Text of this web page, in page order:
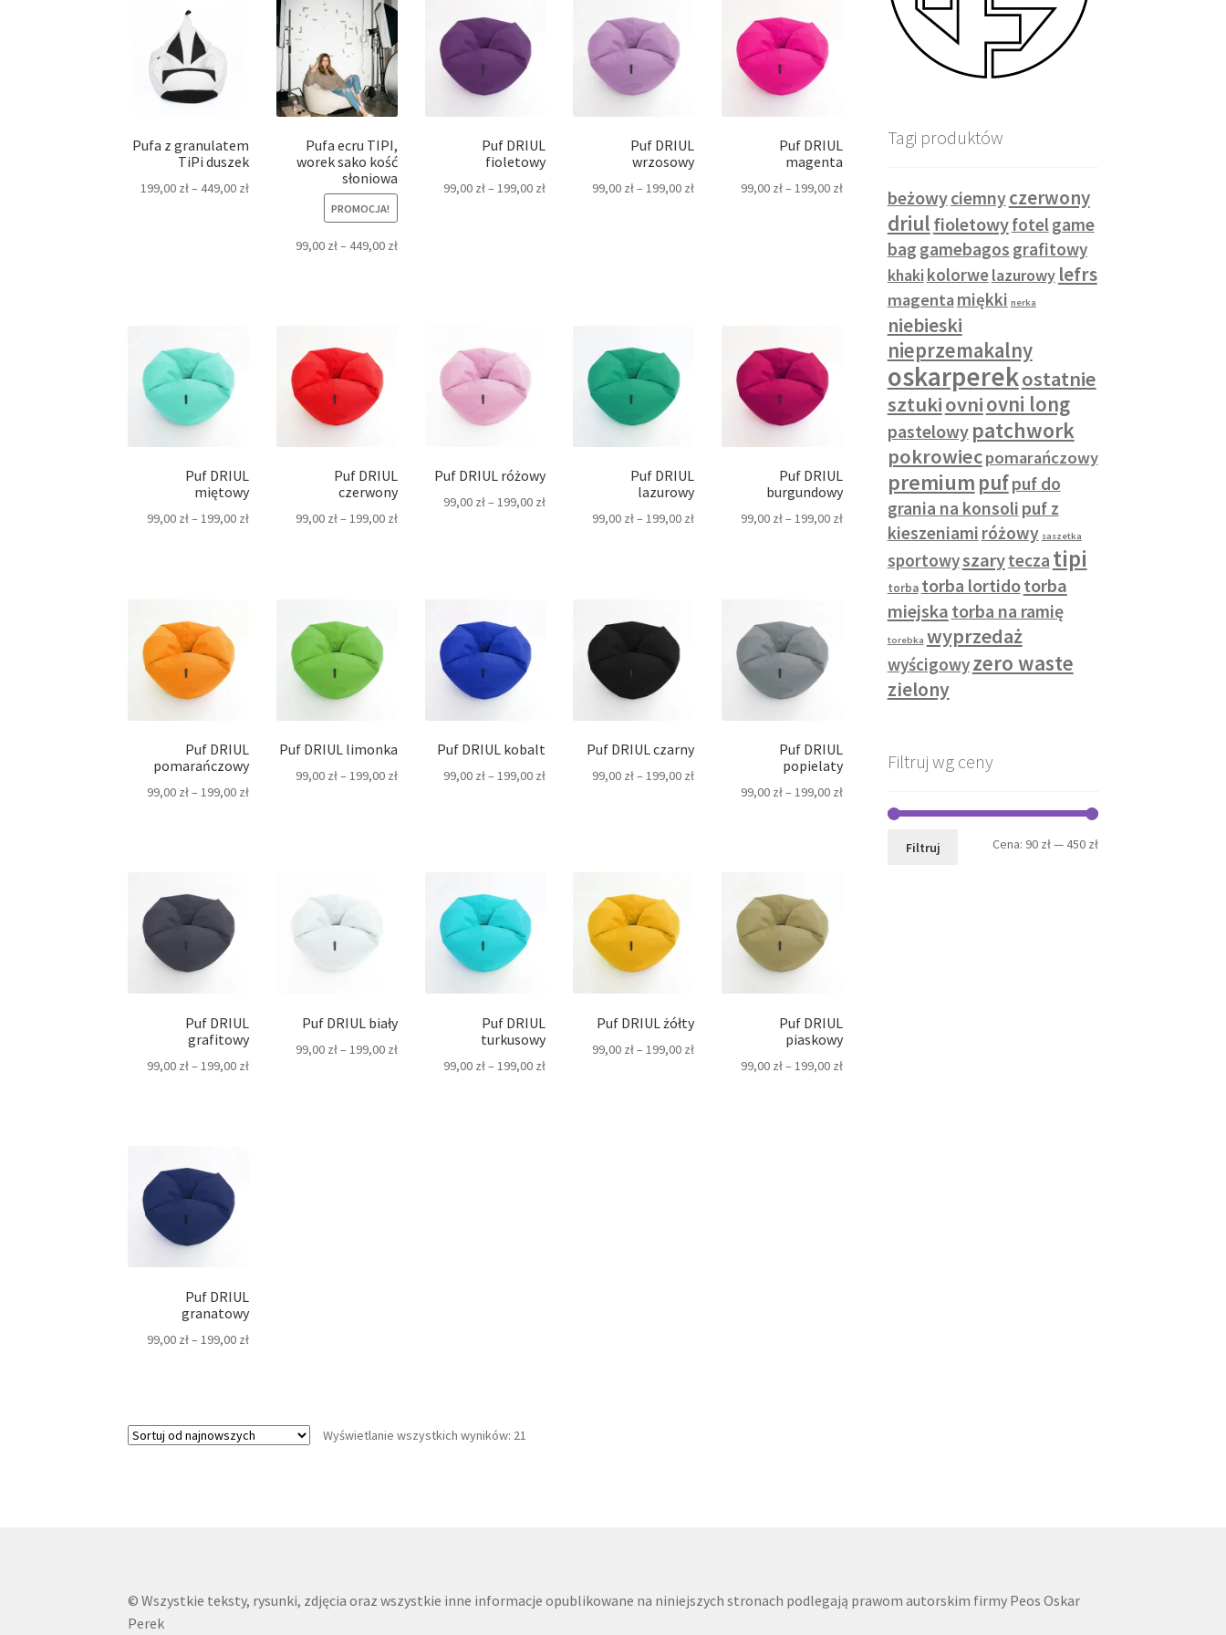
Pufa z granulatem
TiPi duszek
199,00 zł– 449,00 zł
Pufa ecru TIPI,
worek sako kość
słoniowa
PROMOCJA!
99,00 zł– 449,00 zł
Puf DRIUL
fioletowy
99,00 zł–199,00 zł
Puf DRIUL
wrzosowy
99,00 zł–199,00 zł
Puf DRIUL
magenta
99,00 zł– 199,00 zł
Puf DRIUL
miętowy
99,00 zł– 199,00 zł
Puf DRIUL
czerwony
99,00 zł– 199,00 zł
Puf DRIUL różowy
99,00 zł–199,00 zł
Puf DRIUL
lazurowy
99,00 zł–199,00 zł
Puf DRIUL
burgundowy
99,00 zł– 199,00 zł
Puf DRIUL
pomarańczowy
99,00 zł– 199,00 zł
Puf DRIUL limonka
99,00 zł– 199,00 zł
Puf DRIUL kobalt
99,00 zł–199,00 zł
Puf DRIUL czarny
99,00 zł–199,00 zł
Puf DRIUL
popielaty
99,00 zł– 199,00 zł
Puf DRIUL
grafitowy
99,00 zł– 199,00 zł
Puf DRIUL biały
99,00 zł– 199,00 zł
Puf DRIUL
turkusowy
99,00 zł–199,00 zł
Puf DRIUL żółty
99,00 zł–199,00 zł
Puf DRIUL
piaskowy
99,00 zł– 199,00 zł
Puf DRIUL
granatowy
99,00 zł– 199,00 zł
Wyświetlanie wszystkich wyników: 21
Tagi produktów
beżowyciemnyczerwony
driulfioletowyfotelgame
bag gamebagos grafitowy
khaki kolorwelazurowy lefrs
magentamiękki nerka
niebieski
nieprzemakalny
oskarperekostatnie
sztukiovniovni long
pastelowy patchwork
pokrowiecpomarańczowy
premium pufpuf do
grania na konsoli puf z
kieszeniami różowy saszetka
sportowyszarytecza tipi
torba torba lortidotorba
miejska torba na ramię
torebka wyprzedaż
wyścigowyzero waste
zielony
Filtruj wg ceny
Cena
Cena
Filtruj Cena: 90 zł—450 zł
© Wszystkie teksty, rysunki, zdjęcia oraz wszystkie inne informacje opublikowane na niniejszych stronach podlegają prawom autorskim firmy Peos Oskar
Perek